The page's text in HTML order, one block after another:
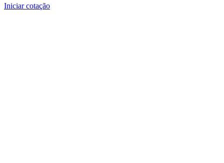
Iniciar cotação